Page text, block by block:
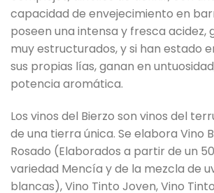
capacidad de envejecimiento en
poseen una intensa y fresca acidez,
muy estructurados, y si han estado
sus propias lías, ganan en
potencia aromática.
Los vinos del Bierzo son vinos del
de una tierra única. Se elabora Vino
Rosado (Elaborados a partir de un
variedad Mencía y de la mezcla de
blancas), Vino Tinto Joven, Vino